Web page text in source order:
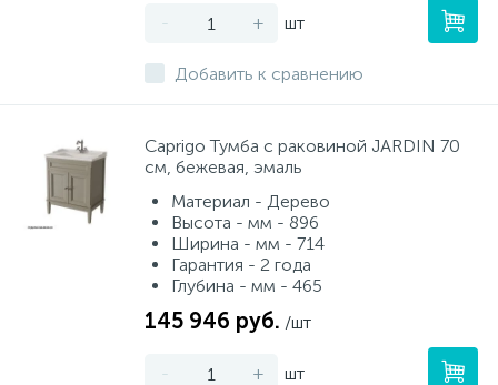
- + шт
Добавить к сравнению
Caprigo Тумба с раковиной JARDIN 70
см, бежевая, эмаль
Материал - Дерево
Высота - мм - 896
Ширина - мм - 714
Гарантия - 2 года
Глубина - мм - 465
145 946 руб. /шт
- + шт